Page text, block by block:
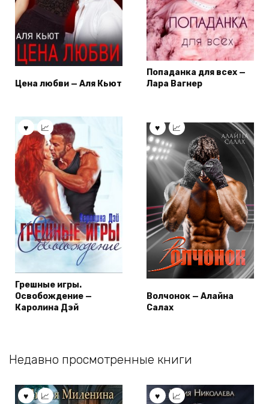
Цена любви — Аля Кьют
Попаданка для всех —
Лара Вагнер
Грешные игры.
Освобождение —
Каролина Дэй
Волчонок — Алайна
Салах
Недавно просмотренные книги